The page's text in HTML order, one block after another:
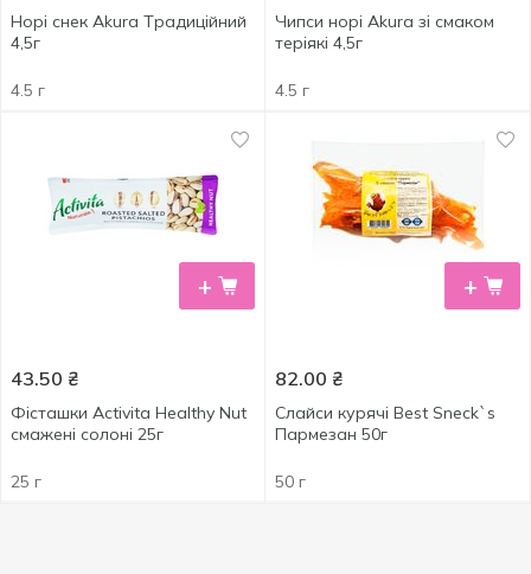
Норі снек Akura Tрадиційний
4,5г
4.5 г
Чипси норі Akura зі смаком
теріякі 4,5г
4.5 г
+
43.50 ₴
Фісташки Activita Healthy Nut
смажені солоні 25г
25 г
+
82.00 ₴
Слайси курячі Best Sneck`s
Пармезан 50г
50 г